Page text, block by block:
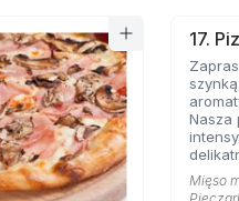
cebuli,
swoim
17.
Nasza
Mięso